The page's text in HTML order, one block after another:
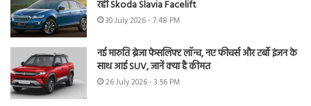
रही Skoda Slavia Facelift
30 July 2026 - 7:48 PM
नई मारुति ब्रेजा फेसलिफ्ट लॉन्च, नए फीचर्स और टर्बो इंजन के
साथ आई SUV, जानें क्या है कीमत
26 July 2026 - 3:56 PM